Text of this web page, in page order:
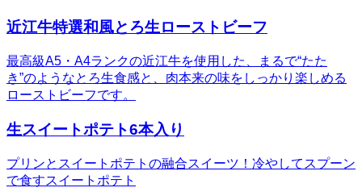
近江牛特選和風とろ生ローストビーフ
最高級A5・A4ランクの近江牛を使用した、まるで“たた
き”のようなとろ生食感と、肉本来の味をしっかり楽しめる
ローストビーフです。
生スイートポテト6本入り
プリンとスイートポテトの融合スイーツ！冷やしてスプーン
で食すスイートポテト